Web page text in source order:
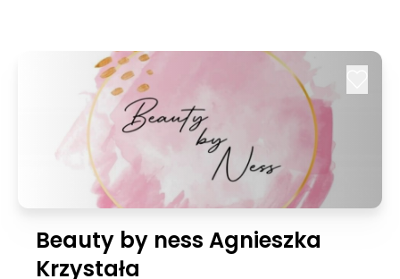
Beauty by ness Agnieszka
Krzystała